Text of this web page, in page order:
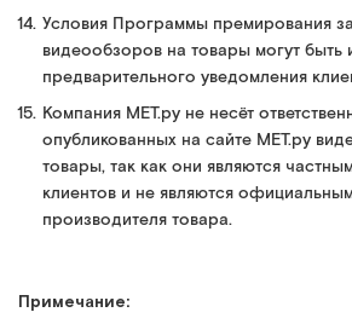
Условия Программы премирования
видеообзоров на товары могут быть
предварительного уведомления
Компания МЕТ.ру не несёт
опубликованных на сайте МЕТ.ру
товары, так как они являются
клиентов и не являются
производителя товара.
Примечание: